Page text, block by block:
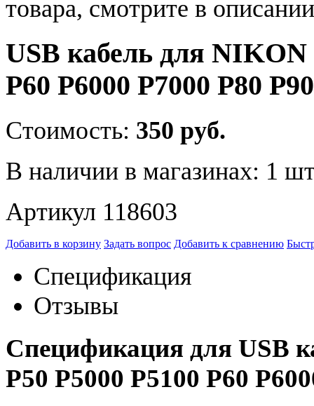
товара, смотрите в
USB кабель для NIKON
P60 P6000 P7000 P80
Стоимость: 350 руб.
В наличии в магазинах: 1
Артикул 118603
Добавить в корзину Задать вопрос Добавить к сравнению
Спецификация
Отзывы
Спецификация для USB
P50 P5000 P5100 P60